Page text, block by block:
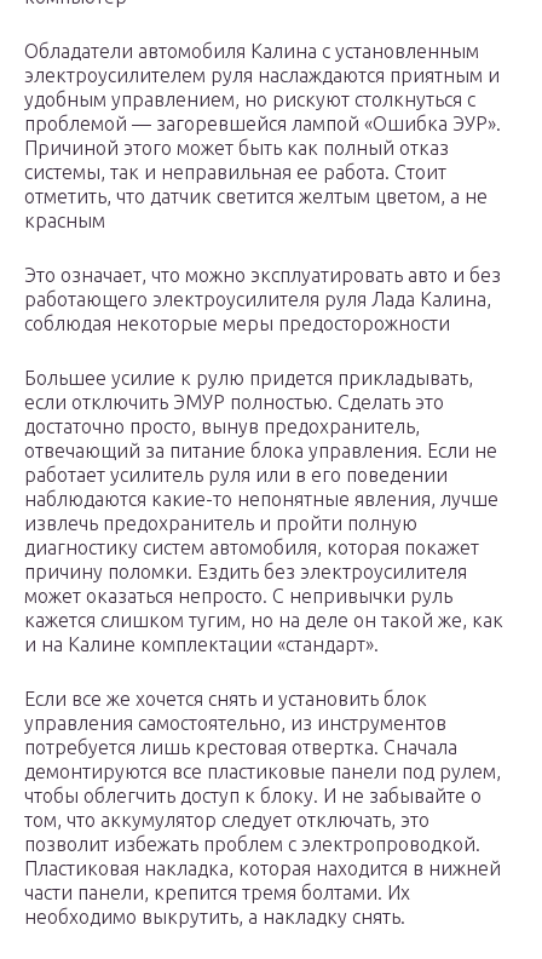
Обладатели автомобиля Калина с установленным
электроусилителем руля наслаждаются приятным и
удобным управлением, но рискуют столкнуться с
проблемой — загоревшейся лампой «Ошибка ЭУР».
Причиной этого может быть как полный отказ
системы, так и неправильная ее работа. Стоит
отметить, что датчик светится желтым цветом, а не
красным
Это означает, что можно эксплуатировать авто и без
работающего электроусилителя руля Лада Калина,
соблюдая некоторые меры предосторожности
Большее усилие к рулю придется прикладывать,
если отключить ЭМУР полностью. Сделать это
достаточно просто, вынув предохранитель,
отвечающий за питание блока управления. Если не
работает усилитель руля или в его поведении
наблюдаются какие-то непонятные явления, лучше
извлечь предохранитель и пройти полную
диагностику систем автомобиля, которая покажет
причину поломки. Ездить без электроусилителя
может оказаться непросто. С непривычки руль
кажется слишком тугим, но на деле он такой же, как
и на Калине комплектации «стандарт».
Если все же хочется снять и установить блок
управления самостоятельно, из инструментов
потребуется лишь крестовая отвертка. Сначала
демонтируются все пластиковые панели под рулем,
чтобы облегчить доступ к блоку. И не забывайте о
том, что аккумулятор следует отключать, это
позволит избежать проблем с электропроводкой.
Пластиковая накладка, которая находится в нижней
части панели, крепится тремя болтами. Их
необходимо выкрутить, а накладку снять.